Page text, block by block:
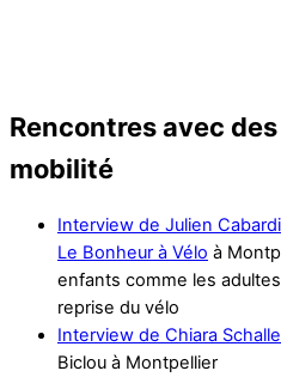
Rencontres avec
mobilité
Interview de Julien
Le Bonheur à Vélo à
enfants comme les
reprise du vélo
Interview de Chiara
Biclou à Montpellier